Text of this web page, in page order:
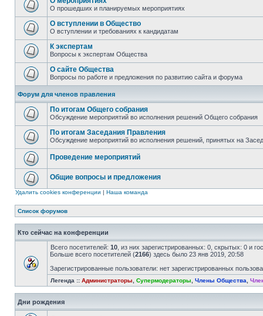
О прошедших и планируемых мероприятиях
О вступлении в Общество
О вступлении и требованиях к кандидатам
К экспертам
Вопросы к экспертам Общества
О сайте Общества
Вопросы по работе и предложения по развитию сайта и форума
Форум для членов правления
По итогам Общего собрания
Обсуждение мероприятий во исполнения решений Общего собрания
По итогам Заседания Правления
Обсуждение мероприятий во исполнения решений, принятых на
Проведение мероприятий
Общие вопросы и предложения
Удалить cookies конференции | Наша команда
Список форумов
Кто сейчас на конференции
Всего посетителей: 10 , из них зарегистрированных: 0, скрытых: 0 и
Больше всего посетителей (2166) здесь было 23 янв 2019, 20:58
Зарегистрированные пользователи: нет зарегистрированных
Легенда :: Администраторы Супермодераторы Члены Общества
Дни рождения